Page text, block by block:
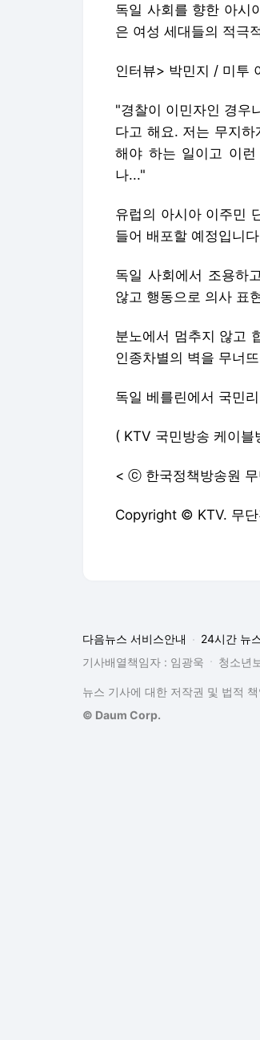
독일 사회를 향한 아시
은 여성 세대들의 적극
인터뷰> 박민지 / 미투
"경찰이 이민자인 경우
다고 해요. 저는 무지
해야 하는 일이고 이
나..."
유럽의 아시아 이주민
들어 배포할 예정입니
독일 사회에서 조용하
않고 행동으로 의사 표
분노에서 멈추지 않고
인종차별의 벽을 무너
독일 베를린에서 국민
( KTV 국민방송 케이
< ⓒ 한국정책방송원
Copyright © KTV. 무
다음뉴스 서비스안내 24시간 뉴
기사배열책임자 : 임광욱
청소년
뉴스 기사에 대한 저작권 및 법적
© Daum Corp.